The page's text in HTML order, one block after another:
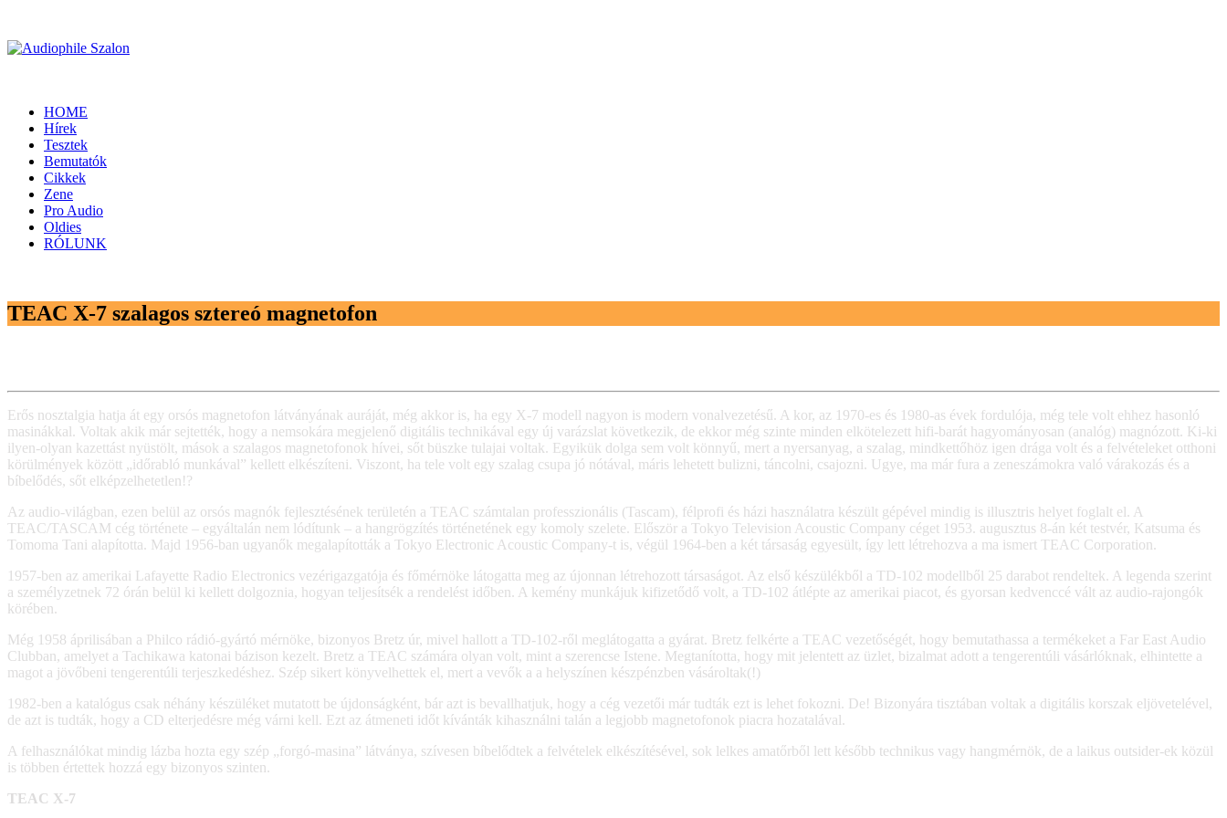
HOME
Hírek
Tesztek
Bemutatók
Cikkek
Zene
Pro Audio
Oldies
RÓLUNK
TEAC X-7 szalagos sztereó magnetofon
Erős nosztalgia hatja át egy orsós magnetofon látványának auráját, még akkor is, ha egy X-7 modell nagyon is modern vonalvezetésű. A kor, az 1970-es és 1980-as évek fordulója, még tele volt ehhez hasonló
masinákkal. Voltak akik már sejtették, hogy a nemsokára megjelenő digitális technikával egy új varázslat következik, de ekkor még szinte minden elkötelezett hifi-barát hagyományosan (analóg) magnózott. Ki-ki
ilyen-olyan kazettást nyüstölt, mások a szalagos magnetofonok hívei, sőt büszke tulajai voltak. Egyikük dolga sem volt könnyű, mert a nyersanyag, a szalag, mindkettőhöz igen drága volt és a felvételeket otthoni
körülmények között „időrabló munkával” kellett elkészíteni. Viszont, ha tele volt egy szalag csupa jó nótával, máris lehetett bulizni, táncolni, csajozni. Ugye, ma már fura a zeneszámokra való várakozás és a
bíbelődés, sőt elképzelhetetlen!?
Az audio-világban, ezen belül az orsós magnók fejlesztésének területén a TEAC számtalan professzionális (Tascam), félprofi és házi használatra készült gépével mindig is illusztris helyet foglalt el. A
TEAC/TASCAM cég története – egyáltalán nem lódítunk – a hangrögzítés történetének egy komoly szelete. Először a Tokyo Television Acoustic Company céget 1953. augusztus 8-án két testvér, Katsuma és
Tomoma Tani alapította. Majd 1956-ban ugyanők megalapították a Tokyo Electronic Acoustic Company-t is, végül 1964-ben a két társaság egyesült, így lett létrehozva a ma ismert TEAC Corporation.
1957-ben az amerikai Lafayette Radio Electronics vezérigazgatója és főmérnöke látogatta meg az újonnan létrehozott társaságot. Az első készülékből a TD-102 modellből 25 darabot rendeltek. A legenda szerint
a személyzetnek 72 órán belül ki kellett dolgoznia, hogyan teljesítsék a rendelést időben. A kemény munkájuk kifizetődő volt, a TD-102 átlépte az amerikai piacot, és gyorsan kedvenccé vált az audio-rajongók
körében.
Még 1958 áprilisában a Philco rádió-gyártó mérnöke, bizonyos Bretz úr, mivel hallott a TD-102-ről meglátogatta a gyárat. Bretz felkérte a TEAC vezetőségét, hogy bemutathassa a termékeket a Far East Audio
Clubban, amelyet a Tachikawa katonai bázison kezelt. Bretz a TEAC számára olyan volt, mint a szerencse Istene. Megtanította, hogy mit jelentett az üzlet, bizalmat adott a tengerentúli vásárlóknak, elhintette a
magot a jövőbeni tengerentúli terjeszkedéshez. Szép sikert könyvelhettek el, mert a vevők a a helyszínen készpénzben vásároltak(!)
1982-ben a katalógus csak néhány készüléket mutatott be újdonságként, bár azt is bevallhatjuk, hogy a cég vezetői már tudták ezt is lehet fokozni. De! Bizonyára tisztában voltak a digitális korszak eljövetelével,
de azt is tudták, hogy a CD elterjedésre még várni kell. Ezt az átmeneti időt kívánták kihasználni talán a legjobb magnetofonok piacra hozatalával.
A felhasználókat mindig lázba hozta egy szép „forgó-masina” látványa, szívesen bíbelődtek a felvételek elkészítésével, sok lelkes amatőrből lett később technikus vagy hangmérnök, de a laikus outsider-ek közül
is többen értettek hozzá egy bizonyos szinten.
TEAC X-7